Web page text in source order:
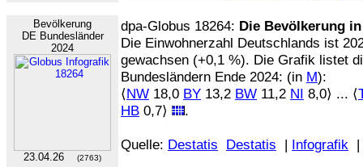
Bevölkerung
DE Bundesländer
2024
23.04.26 (2763)
dpa-Globus 18264: Die Bevölkerung
Die Einwohnerzahl Deutschlands ist
gewachsen (+0,1 %). Die Grafik listet
Bundesländern Ende 2024: (in M):
⟨NW 18,0 BY 13,2 BW 11,2 NI 8,0⟩ ... ⟨
HB 0,7⟩ .
Quelle: Destatis Destatis | Infografik |